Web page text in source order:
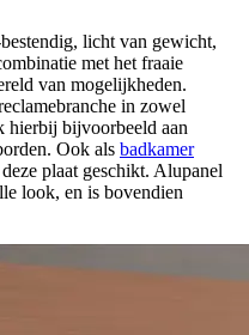
licht van gewicht,
met het fraaie
van mogelijkheden.
in zowel
hierbij bijvoorbeeld aan
Ook als badkamer
plaat geschikt. Alupanel
look, en is bovendien